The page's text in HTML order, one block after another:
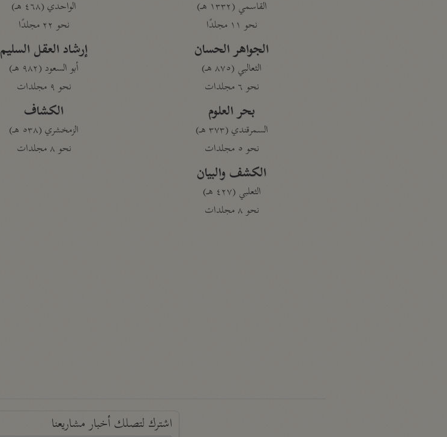
القاسمي (١٣٣٢ هـ)
نحو ١١ مجلدًا
الجواهر الحسان
الثعالبي (٨٧٥ هـ)
نحو ٦ مجلدات
بحر العلوم
السمرقندي (٣٧٣ هـ)
نحو ٥ مجلدات
الكشف والبيان
الثعلبي (٤٢٧ هـ)
نحو ٨ مجلدات
الواحدي (٤٦٨ هـ)
نحو ٢٢ مجلدًا
إرشاد العقل السليم
أبو السعود (٩٨٢ هـ)
نحو ٩ مجلدات
الكشاف
الزمخشري (٥٣٨ هـ)
نحو ٨ مجلدات
اشترك لتصلك أخبار مشاريعنا